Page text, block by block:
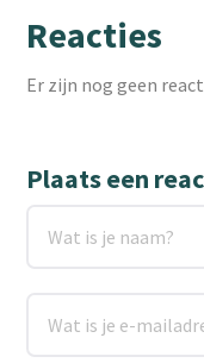
Reacties
Er zijn nog geen
Plaats een